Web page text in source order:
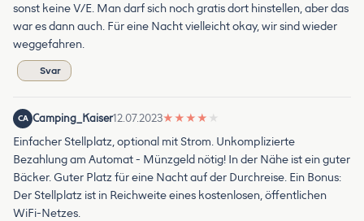
sonst keine V/E. Man darf sich noch gratis dort hinstellen, aber das
war es dann auch. Für eine Nacht vielleicht okay, wir sind wieder
weggefahren.
Svar
CA Camping_Kaiser12.07.2023★ ★ ★ ★ ★
Einfacher Stellplatz, optional mit Strom. Unkomplizierte
Bezahlung am Automat - Münzgeld nötig! In der Nähe ist ein guter
Bäcker. Guter Platz für eine Nacht auf der Durchreise. Ein Bonus:
Der Stellplatz ist in Reichweite eines kostenlosen, öffentlichen
WiFi-Netzes.